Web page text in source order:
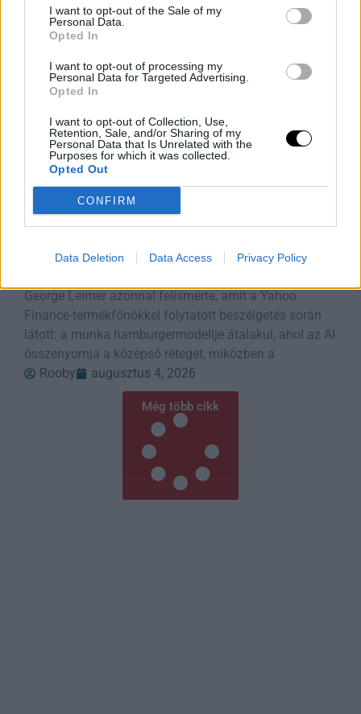
I want to opt-out of the Sale of my
Personal Data.
Opted In
I want to opt-out of processing my
Personal Data for Targeted Advertising.
Opted In
I want to opt-out of Collection, Use,
Retention, Sale, and/or Sharing of my
Personal Data that Is Unrelated with the
Purposes for which it was collected.
Opted Out
CONFIRM
Data Deletion Data Access Privacy Policy
legjobb megoldás. A
Rooby
augusztus 4, 2026
A munka új szendvicse: a döntés és a
George Leimer azonnal felismerte, amit a Yahoo
Finance-termékfőnökkel folytatott beszélgetés során
látott: a munka hamburgermodellje átalakul, ahol az AI
összenyomja a középső réteget, miközben a
Rooby
augusztus 4, 2026
Még több cikk